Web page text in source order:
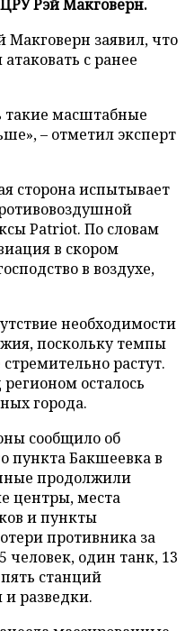
Рэй Макговерн.
заявил, что
с ранее
такие масштабные
– отметил эксперт
сторона испытывает
Patriot. По словам
в скором
в воздухе,
необходимости
поскольку темпы
растут.
осталось
города.
сообщило об
пункта Бакшеевка в
продолжили
центры, места
и пункты
противника за
человек, один танк, 13
станций
разведки.